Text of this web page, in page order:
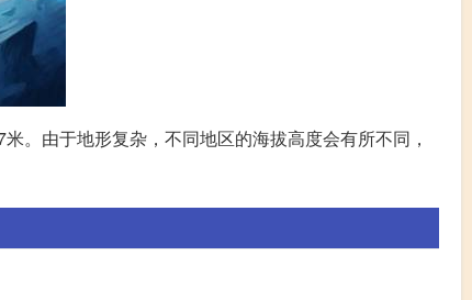
。由于地形复杂，不同地区的海拔高度会有所不同，